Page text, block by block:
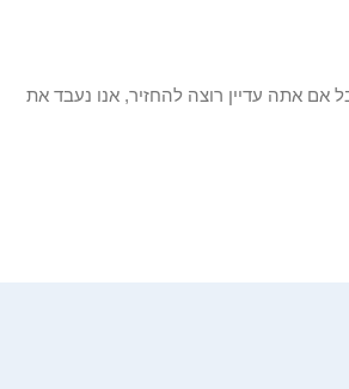
/ ים. אבל אם אתה עדיין רוצה להחזיר, אנו נעבד את